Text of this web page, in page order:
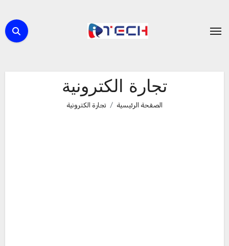
المحتوى
تجارة الكترونية
الصفحة الرئيسية تجارة الكترونية